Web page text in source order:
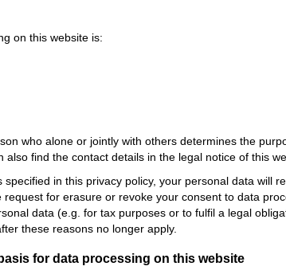
on this website is:
who alone or jointly with others determines the
also find the contact details in the legal notice of this
in this privacy policy, your personal data will
for erasure or revoke your consent to data
data (e.g. for tax purposes or to fulfil a legal
these reasons no longer apply.
for data processing on this website